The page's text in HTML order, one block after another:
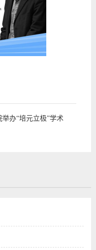
办“培元立极”学术